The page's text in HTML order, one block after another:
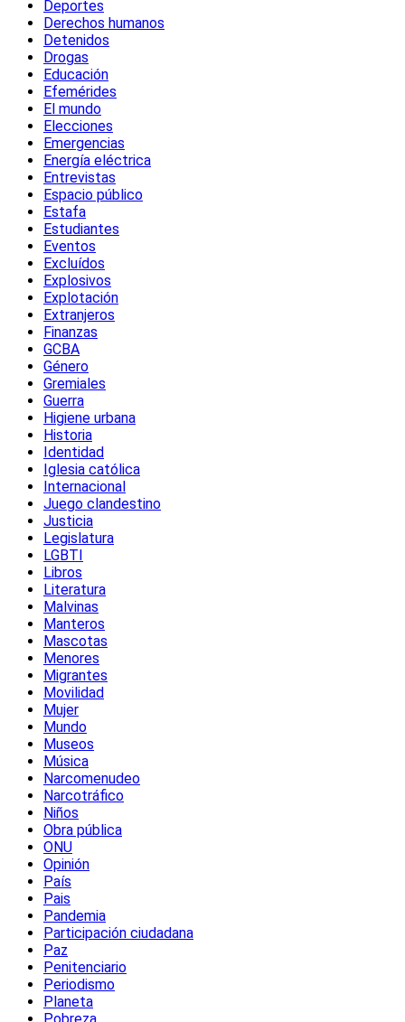
Deportes
Derechos humanos
Detenidos
Drogas
Educación
Efemérides
El mundo
Elecciones
Emergencias
Energía eléctrica
Entrevistas
Espacio público
Estafa
Estudiantes
Eventos
Excluídos
Explosivos
Explotación
Extranjeros
Finanzas
GCBA
Género
Gremiales
Guerra
Higiene urbana
Historia
Identidad
Iglesia católica
Internacional
Juego clandestino
Justicia
Legislatura
LGBTI
Libros
Literatura
Malvinas
Manteros
Mascotas
Menores
Migrantes
Movilidad
Mujer
Mundo
Museos
Música
Narcomenudeo
Narcotráfico
Niños
Obra pública
ONU
Opinión
País
Pais
Pandemia
Participación ciudadana
Paz
Penitenciario
Periodismo
Planeta